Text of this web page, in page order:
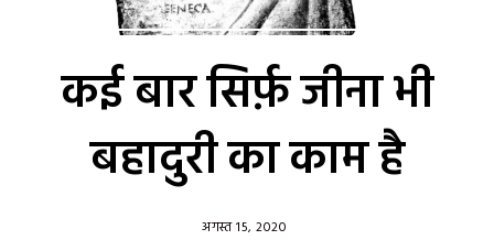
कई बार सिर्फ़ जीना भी
बहादुरी का काम है
अगस्त 15, 2020